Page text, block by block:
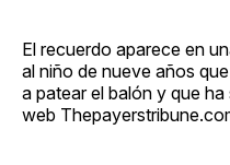
El recuerdo aparece en
al niño de nueve años
a patear el balón y que
web